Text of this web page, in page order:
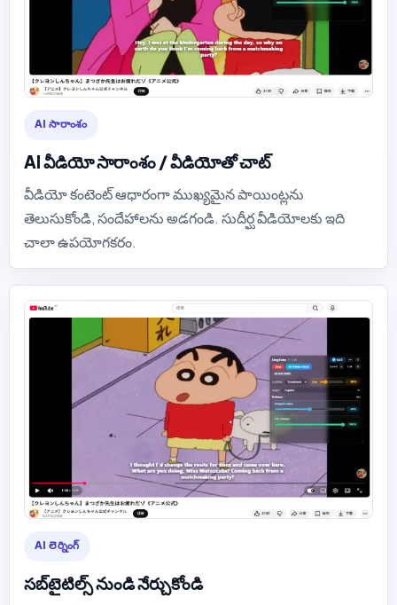
AI సారాంశం
AI వీడియో సారాంశం / వీడియోతో చాట్
వీడియో కంటెంట్ ఆధారంగా ముఖ్యమైన పాయింట్లను
తెలుసుకోండి, సందేహాలను అడగండి. సుదీర్ఘ వీడియోలకు ఇది
చాలా ఉపయోగకరం.
AI లెర్నింగ్
సబ్‌టైటిల్స్ నుండి నేర్చుకోండి